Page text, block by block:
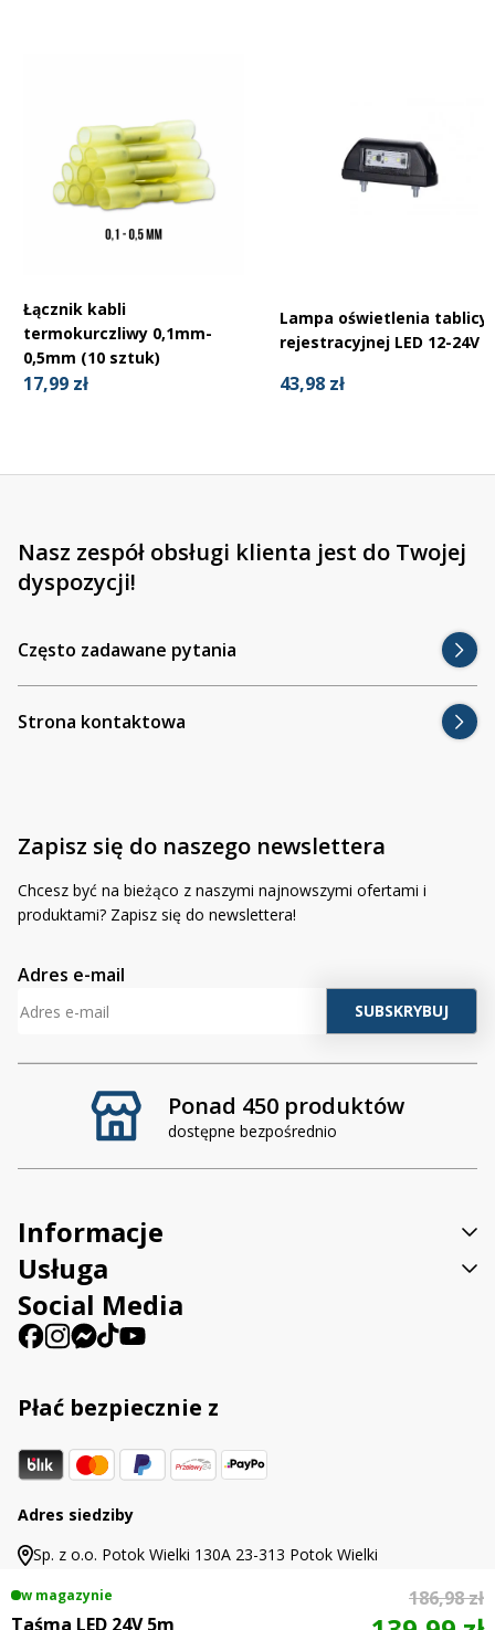
w magazynie
Taśma LED 24V 5m
186,98 zł
Łącznik kabli
termokurczliwy 0,1mm-
0,5mm (10 sztuk)
17,99 zł
Lampa oświetlenia tablicy
rejestracyjnej LED 12-24V
43,98 zł
Ponad 450 produktów
dostępne bezpośrednio
Nasz zespół obsługi klienta jest do Twojej
dyspozycji!
Często zadawane pytania
Strona kontaktowa
Zapisz się do naszego newslettera
Chcesz być na bieżąco z naszymi najnowszymi ofertami i
produktami? Zapisz się do newslettera!
Adres e-mail
Informacje
Usługa
Social Media
Płać bezpiecznie z
Adres siedziby
Sp. z o.o. Potok Wielki 130A 23-313 Potok Wielki